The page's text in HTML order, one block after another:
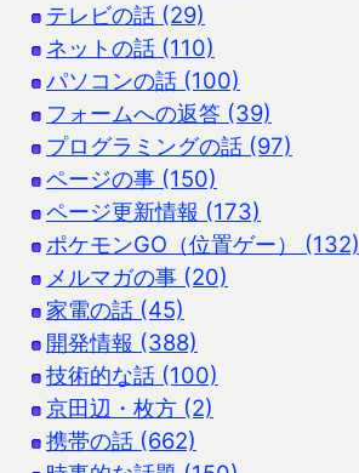
テレビの話 (29)
ネットの話 (110)
パソコンの話 (100)
フォームへの返答 (39)
プログラミングの話 (97)
ページの事 (150)
ページ更新情報 (173)
ポケモンGO（位置ゲー） (132)
メルマガの事 (20)
家電の話 (45)
開発情報 (388)
技術的な話 (100)
京田辺・枚方 (2)
携帯の話 (662)